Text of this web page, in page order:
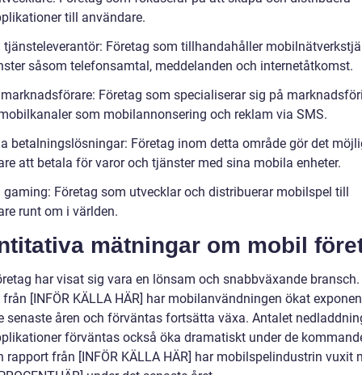
till användare.
tjänsteleverantör: Företag som tillhandahåller
såsom telefonsamtal, meddelanden och internetåtkomst.
Företag som specialiserar sig på
som mobilannonsering och reklam via SMS.
betalningslösningar: Företag inom detta område gör det
att betala för varor och tjänster med sina mobila enheter.
Företag som utvecklar och distribuerar mobilspel till
runt om i världen.
mätningar om mobil
har visat sig vara en lönsam och snabbväxande
[INFÖR KÄLLA HÄR] har mobilanvändningen ökat
senaste åren och förväntas fortsätta växa. Antalet
förväntas också öka dramatiskt under de
rapport från [INFÖR KÄLLA HÄR] har mobilspelindustrin vuxit